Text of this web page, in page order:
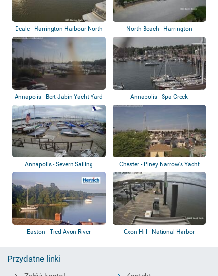
Deale - Harrington Harbour North
North Beach - Harrington
Harbour South
Annapolis - Bert Jabin Yacht Yard Annapolis - Spa Creek
Annapolis - Severn Sailing
Association
Chester - Piney Narrow's Yacht
Haven
Easton - Tred Avon River
Oxon Hill - National Harbor
Przydatne linki